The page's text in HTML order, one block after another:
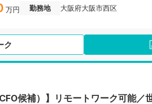
万円 勤務地 大阪府大阪市西区
ク
候補）】リモートワーク可能